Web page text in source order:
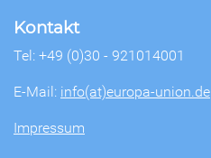
Kontakt
Tel: +49 (0)30 - 921014001
E-Mail: info(at)europa-union.de
Impressum